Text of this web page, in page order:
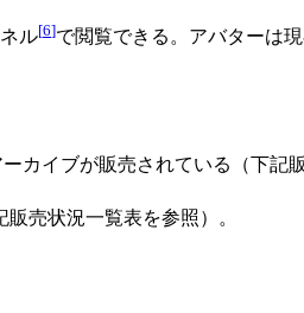
ル[6]で閲覧できる。アバターは
カイブが販売されている（下記
売状況一覧表を参照）。